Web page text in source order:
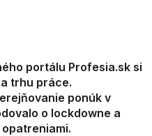
portálu Profesia.sk si
trhu práce.
ponúk v
o lockdowne a